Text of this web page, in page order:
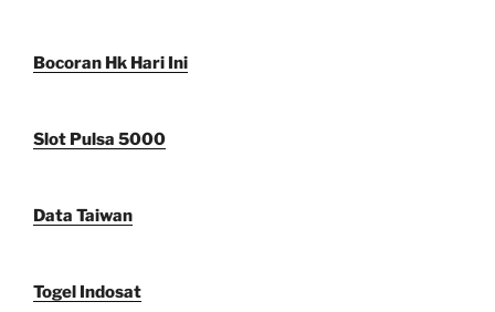
Bocoran Hk Hari Ini
Slot Pulsa 5000
Data Taiwan
Togel Indosat